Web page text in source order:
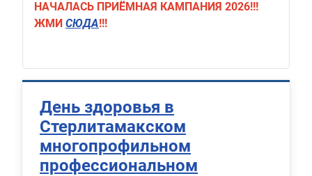
НАЧАЛАСЬ ПРИЁМНАЯ КАМПАНИЯ 2026!!!
ЖМИ СЮДА!!!
День здоровья в
Стерлитамакском
многопрофильном
профессиональном